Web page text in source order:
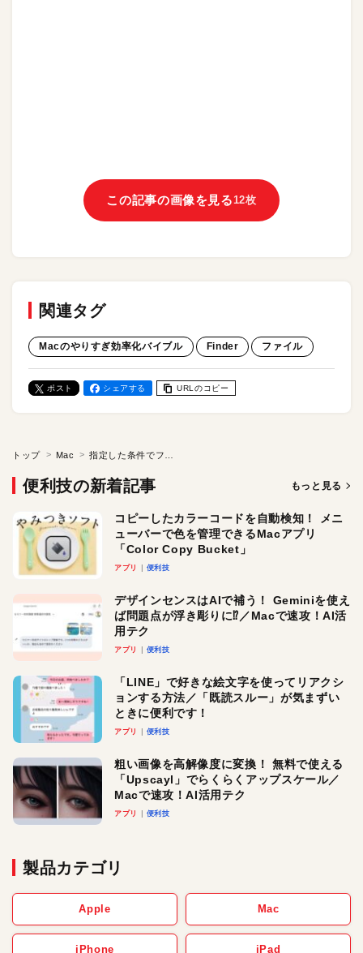
この記事の画像を見る 12枚
関連タグ
Macのやりすぎ効率化バイブル Finder ファイル
ポスト シェアする URLのコピー
トップ Mac
便利技の新着記事 もっと見る
コピーしたカラーコードを自動検知！ メニ
ューバーで色を管理できるMacアプリ
「Color Copy Bucket」
アプリ 便利技
デザインセンスはAIで補う！ Geminiを使え
ば問題点が浮き彫りに⁉︎／Macで速攻！AI活
用テク
アプリ 便利技
「LINE」で好きな絵文字を使ってリアクシ
ョンする方法／「既読スルー」が気まずい
ときに便利です！
アプリ 便利技
粗い画像を高解像度に変換！ 無料で使える
「Upscayl」でらくらくアップスケール／
Macで速攻！AI活用テク
アプリ 便利技
製品カテゴリ
Apple Mac
iPhone iPad